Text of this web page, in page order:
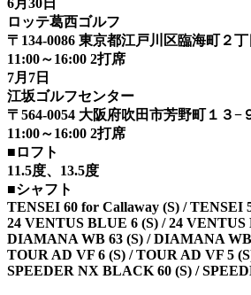
6月30日
ロッテ葛西ゴルフ
〒134-0086 東京都江戸川区臨海町２丁
11:00～16:00 2打席
7月7日
江坂ゴルフセンター
〒564-0054 大阪府吹田市芳野町１３−
11:00～16:00 2打席
■ロフト
11.5度、13.5度
■シャフト
TENSEI 60 for Callaway (S) / TENSEI
24 VENTUS BLUE 6 (S) / 24 VENTUS
DIAMANA WB 63 (S) / DIAMANA WB
TOUR AD VF 6 (S) / TOUR AD VF 5
SPEEDER NX BLACK 60 (S) /